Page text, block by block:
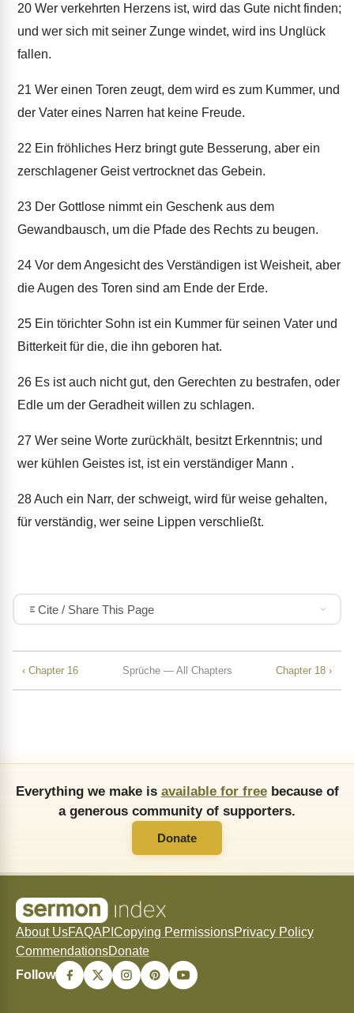
20 Wer verkehrten Herzens ist, wird das Gute nicht finden;
und wer sich mit seiner Zunge windet, wird ins Unglück
fallen.
21 Wer einen Toren zeugt, dem wird es zum Kummer, und
der Vater eines Narren hat keine Freude.
22 Ein fröhliches Herz bringt gute Besserung, aber ein
zerschlagener Geist vertrocknet das Gebein.
23 Der Gottlose nimmt ein Geschenk aus dem
Gewandbausch, um die Pfade des Rechts zu beugen.
24 Vor dem Angesicht des Verständigen ist Weisheit, aber
die Augen des Toren sind am Ende der Erde.
25 Ein törichter Sohn ist ein Kummer für seinen Vater und
Bitterkeit für die, die ihn geboren hat.
26 Es ist auch nicht gut, den Gerechten zu bestrafen, oder
Edle um der Geradheit willen zu schlagen.
27 Wer seine Worte zurückhält, besitzt Erkenntnis; und
wer kühlen Geistes ist, ist ein verständiger Mann .
28Auch ein Narr, der schweigt, wird für weise gehalten,
für verständig, wer seine Lippen verschließt.
Cite / Share This Page
‹ Chapter 16 Sprüche — All Chapters Chapter 18 ›
Everything we make is available for freebecause of
a generous community of supporters.
Donate
About UsFAQAPI Copying PermissionsPrivacy Policy
CommendationsDonate
Follow